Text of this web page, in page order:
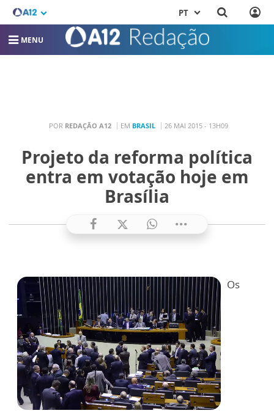
PT
MENU
POR REDAÇÃO A12 EM BRASIL 26 MAI 2015 - 13H09
Projeto da reforma política
entra em votação hoje em
Brasília
Os